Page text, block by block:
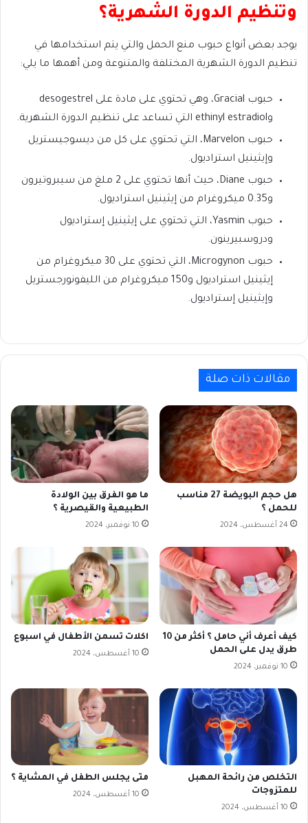
وتنظيم الدورة الشهرية؟
يوجد بعض أنواع حبوب منع الحمل والتي يتم استخدامها في
تنظيم الدورة الشهرية المختلفة والمتنوعة ومن أهمها ما يلي:
حبوب Gracial، وهي تحتوي على مادة على desogestrel
وethinyl estradiol التي تساعد على تنظيم الدورة الشهرية.
حبوب Marvelon، التي تحتوي على كل من ديسوجيستريل
وإيثينيل استراديول.
حبوب Diane، حيث أنها تحتوي على 2 ملغ من سيبروتيرون
و0.35 ميكروغرام من إيثينيل استراديول.
حبوب Yasmin، التي تحتوي على إيثينيل إستراديول
ودروسبيرينون.
حبوب Microgynon، التي تحتوي على 30 ميكروغرام من
إيثينيل استراديول و150 ميكروغرام من الليفونورجستريل
وإيثينيل إستراديول.
مقالات ذات صلة
هل حجم البويضة 27 مناسب
للحمل ؟
24 أغسطس، 2024
ما هو الفرق بين الولادة
الطبيعية والقيصرية ؟
10 نوفمبر، 2024
كيف أعرف أني حامل ؟ أكثر من 10
طرق يدل على الحمل
10 نوفمبر، 2024
اكلات تسمن الأطفال في اسبوع
10 أغسطس، 2024
التخلص من رائحة المهبل
للمتزوجات
10 أغسطس، 2024
متى يجلس الطفل في المشاية ؟
10 أغسطس، 2024